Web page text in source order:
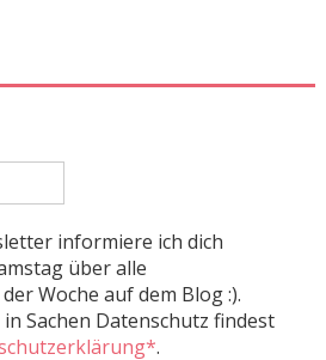
informiere ich dich
über alle
Woche auf dem Blog :).
Sachen Datenschutz findest
.